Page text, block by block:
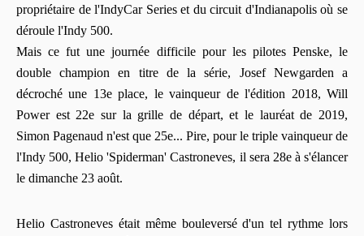
propriétaire de l'IndyCar Series et du circuit d'Indianapolis où se
déroule l'Indy 500.
Mais ce fut une journée difficile pour les pilotes Penske, le
double champion en titre de la série, Josef Newgarden a
décroché une 13e place, le vainqueur de l'édition 2018, Will
Power est 22e sur la grille de départ, et le lauréat de 2019,
Simon Pagenaud n'est que 25e... Pire, pour le triple vainqueur de
l'Indy 500, Helio 'Spiderman' Castroneves, il sera 28e à s'élancer
le dimanche 23 août.
Helio Castroneves était même bouleversé d'un tel rythme lors